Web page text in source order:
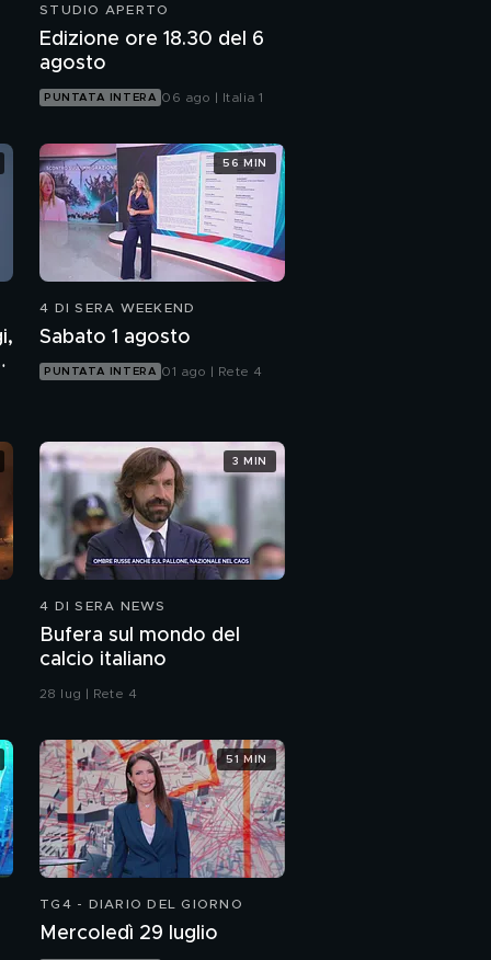
Ignazio La Russa e il
Berlusconi
STUDIO APERTO
Edizione ore 18.30 del 6
agosto
PUNTATA INTERA 06 ago | Italia 1
4 DI SERA WEEKEND
Sabato 1 agosto
PUNTATA INTERA 01 ago | Rete 4
56 MIN
4 DI SERA NEWS
Bufera sul mondo del
calcio italiano
28 lug | Rete 4
3 MIN
TG4 - DIARIO DEL GIORNO
Mercoledì 29 luglio
51 MIN